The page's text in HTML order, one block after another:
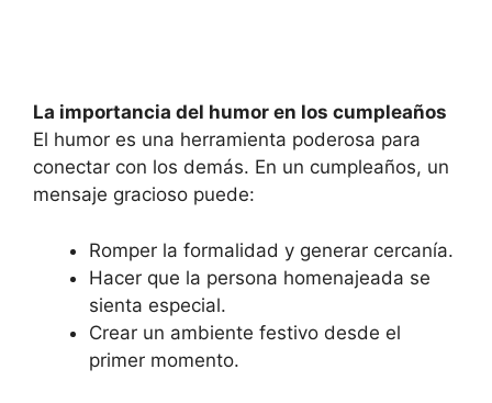
La importancia del humor en los cumpleaños
El humor es una herramienta poderosa para
conectar con los demás. En un cumpleaños, un
mensaje gracioso puede:
Romper la formalidad y generar cercanía.
Hacer que la persona homenajeada se
sienta especial.
Crear un ambiente festivo desde el
primer momento.